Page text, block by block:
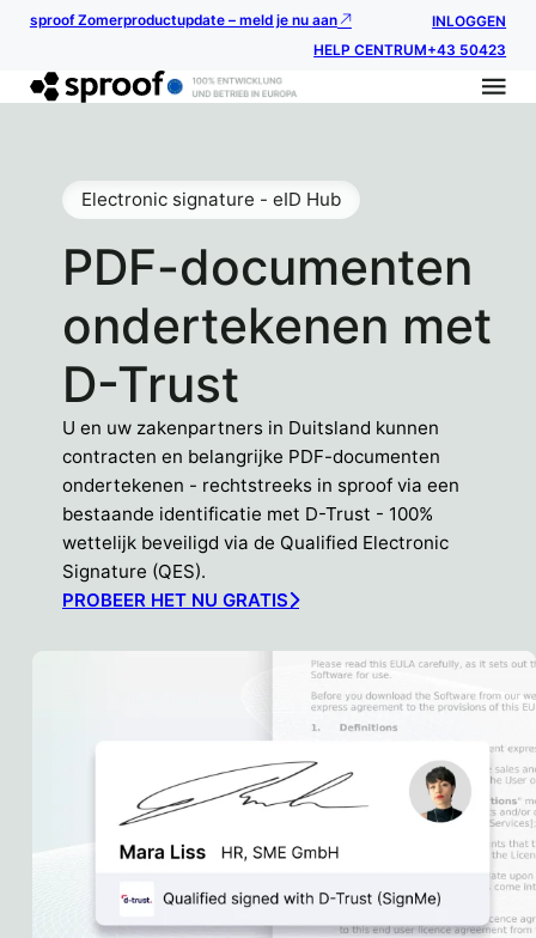
sproof Zomerproductupdate – meld je nu aan
INLOGGEN
HELP CENTRUM+43 50423
PDF-documenten
ondertekenen met
D-Trust
Electronic signature - eID Hub
U en uw zakenpartners in Duitsland kunnen
contracten en belangrijke PDF-documenten
ondertekenen - rechtstreeks in sproof via een
bestaande identificatie met D-Trust - 100%
wettelijk beveiligd via de Qualified Electronic
Signature (QES).
PROBEER HET NU GRATIS